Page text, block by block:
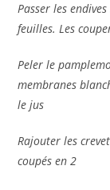
Passer les
feuilles. Les
Peler le
membranes
le jus
Rajouter les
coupés en 2